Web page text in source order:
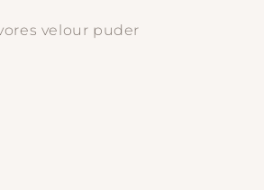
velour puder